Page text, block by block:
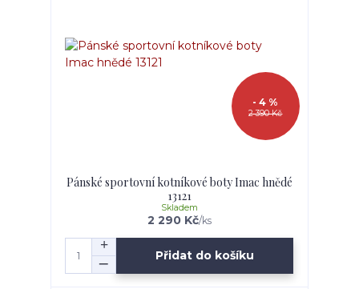
2 390 Kč
- 4 %
Pánské sportovní kotníkové boty Imac hnědé
13121
2 290 Kč/ks
Skladem
Přidat do košíku